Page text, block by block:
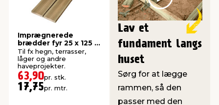
Imprægnerede
brædder fyr 25 x 125 x
3600 mm
Til fx hegn, terrasser,
låger og andre
haveprojekter.
63,90pr. stk.
17,75pr. mtr.
Play
Lav et
fundament langs
huset
Sørg for at lægge
rammen, så den
passer med den